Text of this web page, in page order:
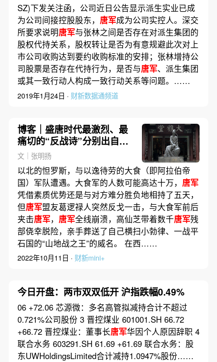
SZ)下发关注函，公司近日公告显示派生实业已成
为公司间接控股股东， 唐军成为公司实控人。深交
所要求说明唐军与张林之间是否存在对派生集团的
股权代持关系，股权转让是否为有意规避此次对上
市公司收购达到要约收购标准的安排；张林增持公
司股票是否存在代持行为，是否与唐军、派生集团
或其一致行动人构成一致行动关系等问题。……
2019年1月24日 · 财新数据通频道
博客｜盛唐时代最激烈、最
痛切的“反战诗”分别出自李
白和杜甫
文｜张明扬
以北的怛罗斯，与以逸待劳的大食（即阿拉伯帝
国）军队遭遇。大食军的人数可能高达十万， 唐军
凭借素质优势还是与对方难分胜负地相持了五天，
但唐军盟友葛逻禄人突然反戈一击，与大食军前后
夹击唐军， 唐军全线崩溃，高仙芝带着数千唐军残
部侥幸脱险，亲手葬送了自己横扫小勃律、一战平
石国的“山地战之王”的威名。 在西……
2022年10月11日 · 财新mini+
今日开盘：两市双双低开 沪指跌幅0.49%
06 +72.06 芯源微：多名高管拟减持合计不超过
0.721%公司股份 3 晋控煤业 601001.SH 66.72
+66.72 晋控煤业：董事长唐军华因个人原因辞职 4
联合水务 603291.SH 61.69 +61.69 联合水务：股
东UWHoldingsLimited合计减持1.0947%股份……